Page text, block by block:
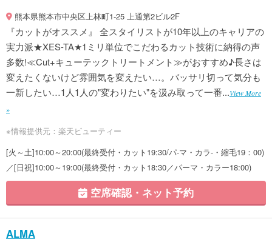
熊本県熊本市中央区上林町1-25 上通第2ビル2F
『カットがオススメ』 全スタイリストが10年以上のキャリアの
実力派★XES-TA★1ミリ単位でこだわるカット技術に納得の声
多数!≪Cut+キューテックトリートメント≫がおすすめ♪長さは
変えたくないけど雰囲気を変えたい…。バッサリ切って気分も
一新したい…1人1人の"変わりたい"を汲み取って一番...View More
»
※情報提供元：楽天ビューティー
[火～土]10:00～20:00(最終受付・カット19:30/パ-マ・カラ-・縮毛19：00)
／[日祝]10:00～19:00(最終受付・カット18:30／パーマ・カラー18:00)
空席確認・ネット予約
ALMA